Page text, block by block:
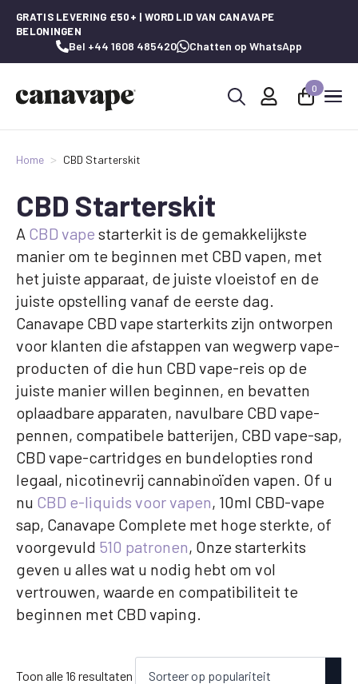
GRATIS LEVERING £50+ | WORD LID VAN CANAVAPE
BELONINGEN
Bel +44 1608 485420 Chatten op WhatsApp
0
Home CBD Starterskit
CBD Starterskit
A CBD vape starterkit is de gemakkelijkste
manier om te beginnen met CBD vapen, met
het juiste apparaat, de juiste vloeistof en de
juiste opstelling vanaf de eerste dag.
Canavape CBD vape starterkits zijn ontworpen
voor klanten die afstappen van wegwerp vape-
producten of die hun CBD vape-reis op de
juiste manier willen beginnen, en bevatten
oplaadbare apparaten, navulbare CBD vape-
pennen, compatibele batterijen, CBD vape-sap,
CBD vape-cartridges en bundelopties rond
legaal, nicotinevrij cannabinoïden vapen. Of u
nu CBD e-liquids voor vapen, 10ml CBD-vape
sap, Canavape Complete met hoge sterkte, of
voorgevuld 510 patronen, Onze starterkits
geven u alles wat u nodig hebt om vol
vertrouwen, waarde en compatibiliteit te
beginnen met CBD vaping.
Toon alle 16 resultaten Gesorteerd